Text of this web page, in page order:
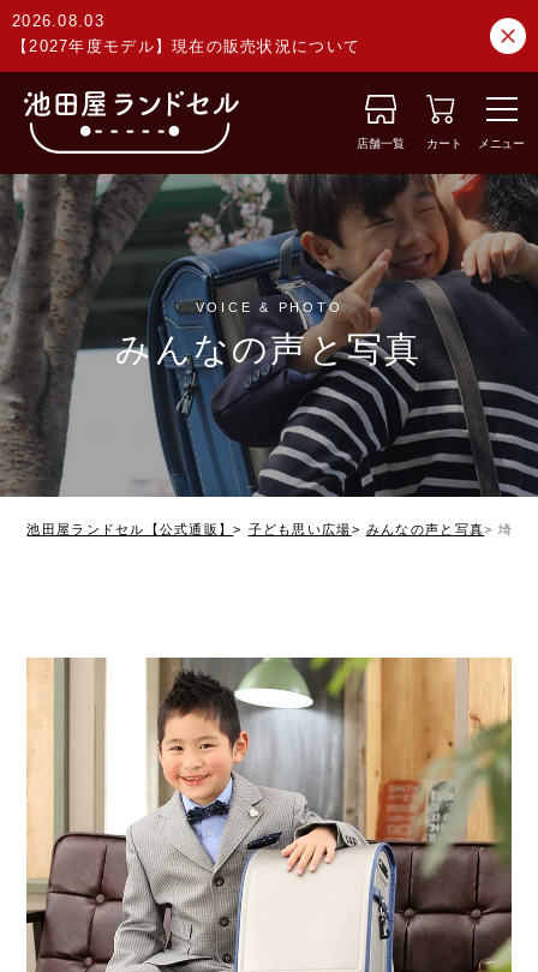
2026.08.03
【2027年度モデル】現在の販売状況について
店舗一覧 カート メニュー
VOICE & PHOTO
みんなの声と写真
池田屋ランドセル【公式通販】 子ども思い広場 みんなの声と写真 埼玉